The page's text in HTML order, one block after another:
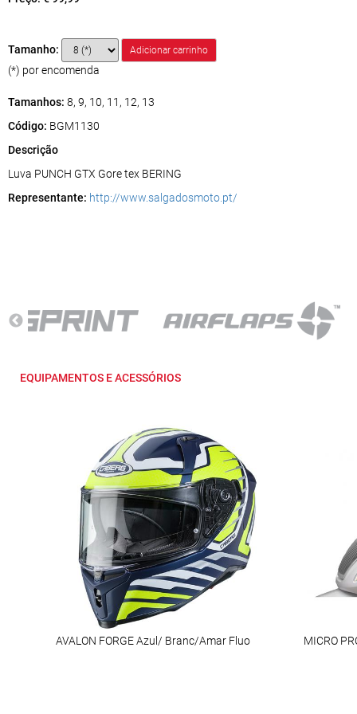
Tamanho:
(*) por encomenda
Tamanhos: 8, 9, 10, 11, 12, 13
Código: BGM1130
Descrição
Luva PUNCH GTX Gore tex BERING
Representante: http://www.salgadosmoto.pt/
EQUIPAMENTOS E ACESSÓRIOS
AVALON FORGE Azul/ Branc/Amar Fluo MICRO